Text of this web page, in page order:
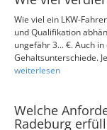
Wie viel ein LKW-
und Qualifikation
ungefähr 3... €. Auch
Gehaltsunterschiede.
weiterlesen
Welche
Radeburg